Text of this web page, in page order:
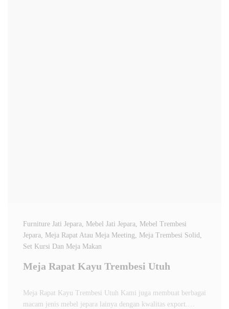
Furniture Jati Jepara, Mebel Jati Jepara, Mebel Trembesi
Jepara, Meja Rapat Atau Meja Meeting, Meja Trembesi Solid ,
Set Kursi Dan Meja Makan
Meja Rapat Kayu Trembesi Utuh
Meja Rapat Kayu Trembesi Utuh Kami juga membuat berbagai
macam jenis mebel jepara lainya dengan kwalitas export.…